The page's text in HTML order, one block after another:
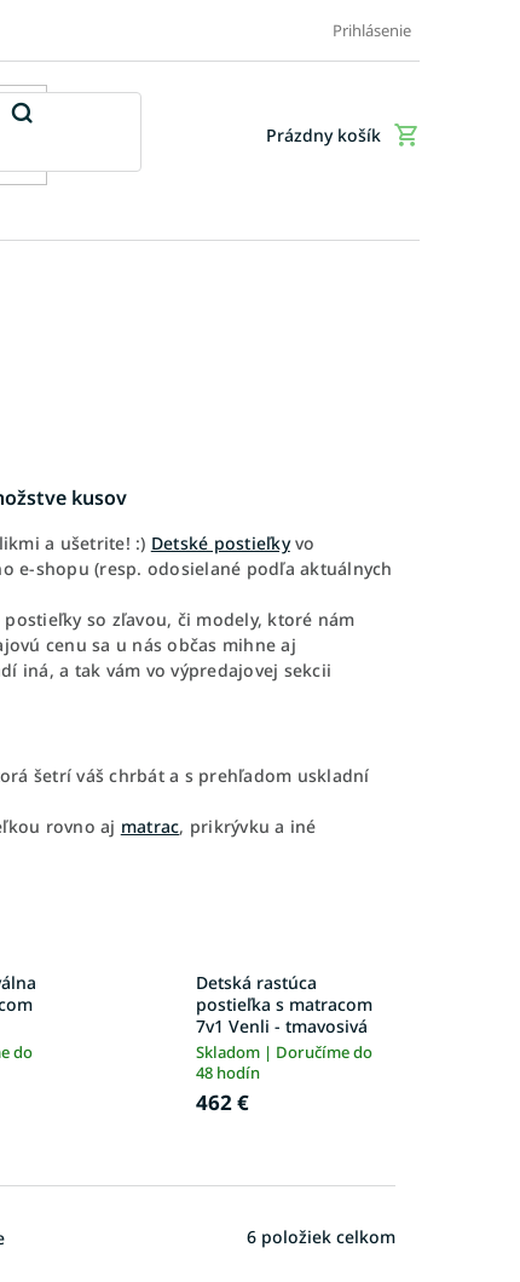
Doplnkové služby
Prihlásenie
Nákupný
Prázdny košík
kusov
a ušetrite! :) Detské postieľkyvo
e-shopu (resp. odosielané podľa aktuálnych
postieľky so zľavou, či modely, ktoré nám
cenu sa u nás občas mihne aj
iná, a tak vám vo výpredajovej sekcii
šetrí váš chrbát a s prehľadom uskladní
rovno aj matrac, prikrývku a iné
do
Detská rastúca
postieľka s matracom
7v1 Venli - tmavosivá
Skladom | Doručíme do
48 hodín
462 €
6 položiek celkom